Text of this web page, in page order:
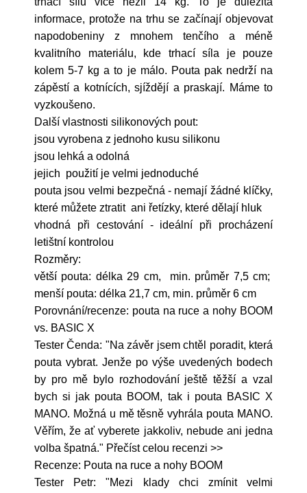
informace, protože na trhu se začínají objevovat
napodobeniny z mnohem tenčího a méně
kvalitního materiálu, kde trhací síla je pouze
kolem 5-7 kg a to je málo. Pouta pak nedrží na
zápěstí a kotnících, sjíždějí a praskají. Máme to
vyzkoušeno.
Další vlastnosti silikonových pout:
jsou vyrobena z jednoho kusu silikonu
jsou lehká a odolná
jejich použití je velmi jednoduché
pouta jsou velmi bezpečná - nemají žádné klíčky,
které můžete ztratit ani řetízky, které dělají hluk
vhodná při cestování - ideální při procházení
letištní kontrolou
Rozměry:
větší pouta: délka 29 cm, min. průměr 7,5 cm;
menší pouta: délka 21,7 cm, min. průměr 6 cm
Porovnání/recenze: pouta na ruce a nohy BOOM
vs. BASIC X
Tester Čenda: "Na závěr jsem chtěl poradit, která
pouta vybrat. Jenže po výše uvedených bodech
by pro mě bylo rozhodování ještě těžší a vzal
bych si jak pouta BOOM, tak i pouta BASIC X
MANO. Možná u mě těsně vyhrála pouta MANO.
Věřím, že ať vyberete jakkoliv, nebude ani jedna
volba špatná." Přečíst celou recenzi >>
Recenze: Pouta na ruce a nohy BOOM
Tester Petr: "Mezi klady chci zmínit velmi